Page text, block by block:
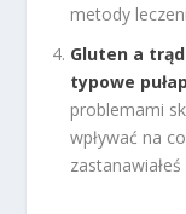
metody
Gluten a
typowe
problemami
wpływać na